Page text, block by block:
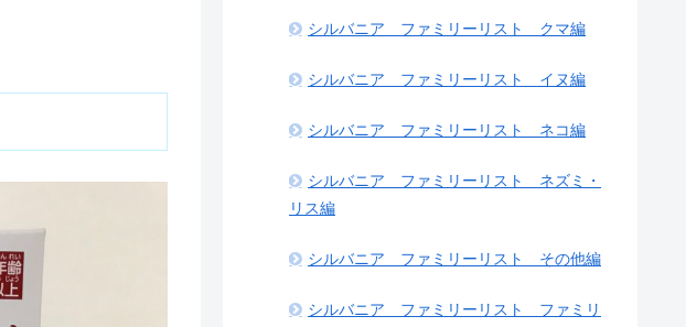
シルバニア ファミリーリスト クマ編
シルバニア ファミリーリスト イヌ編
シルバニア ファミリーリスト ネコ編
シルバニア ファミリーリスト ネズミ・
リス編
シルバニア ファミリーリスト その他編
シルバニア ファミリーリスト ファミリ